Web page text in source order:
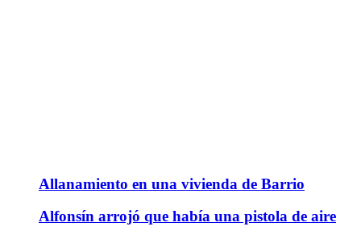
Allanamiento en una vivienda de Barrio
Alfonsín arrojó que había una pistola de aire